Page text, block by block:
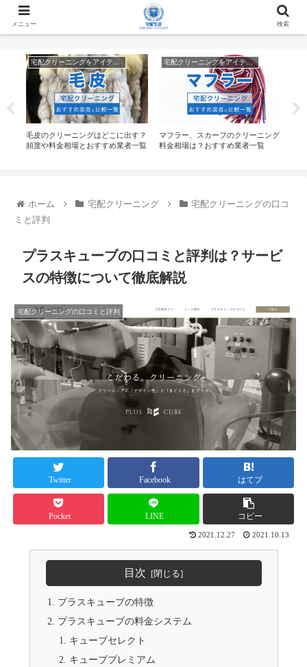
毛皮のクリーニングはどこに出す？
頻度や料金相場とおすすめ業者一覧
宅配クリーニングをアイテム別で探す
マフラー、スカーフのクリーニング
料金相場は？おすすめ業者一覧
ホーム 宅配クリーニング
宅配クリーニングの口コ
ミと評判
プラスキューブの口コミと評判は？サービ
スの特徴について徹底解説
宅配クリーニングの口コミと評判
Twitter Facebook はてブ
Pocket LINE コピー
2021.12.27 2021.10.13
目次
プラスキューブの特徴
プラスキューブの料金システム
キューブセレクト
キューブプレミアム
メニュー 検索